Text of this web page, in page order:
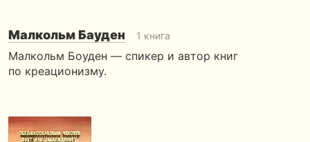
Малкольм Бауден 1 книга
Малкольм Боуден — спикер и автор книг
по креационизму.